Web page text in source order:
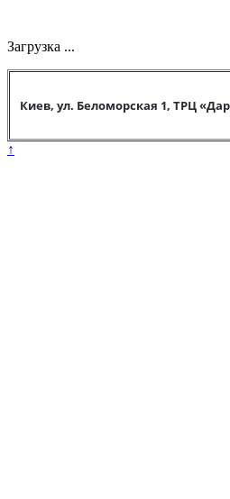
Загрузка ...
Киев, ул. Беломорская 1, ТРЦ
↑